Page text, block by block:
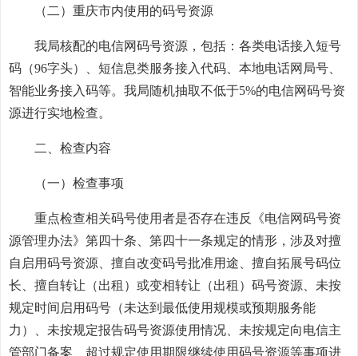
（二）重庆市内使用的码号资源
我局核配的电信网码号资源，包括：各类电话接入短号
码（96字头）、短信息类服务接入代码、本地电话网局号、
智能业务接入码等。我局随机抽取不低于5%的电信网码号资
源进行实地检查。
二、检查内容
（一）检查事项
重点检查相关码号使用者是否存在违反《电信网码号资
源管理办法》第四十条、第四十一条规定的情形，涉及对擅
自启用码号资源、擅自改变码号批准用途、擅自拓展号码位
长、擅自转让（出租）或变相转让（出租）码号资源、未按
规定时间启用码号（未达到最低使用规模或预期服务能
力）、未按规定报告码号资源使用情况、未按规定向电信主
管部门备案、超过规定使用期限继续使用码号资源等事项进